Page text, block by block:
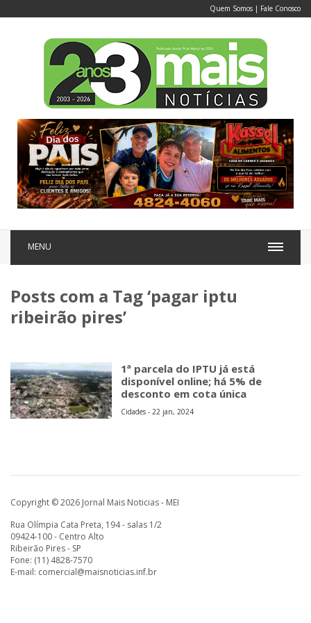
Quem Somos | Fale Conosco
MENU
Posts com a Tag ‘pagar iptu
ribeirão pires’
1ª parcela do IPTU já está
disponível online; há 5% de
desconto em cota única
Cidades - 22 jan, 2024
Copyright © 2026 Jornal Mais Noticias - MEI
Rua Olímpia Cata Preta, 194 - salas 1/2
09424-100 - Centro Alto
Ribeirão Pires - SP
Fone: (11) 4828-7570
E-mail: comercial@maisnoticias.inf.br